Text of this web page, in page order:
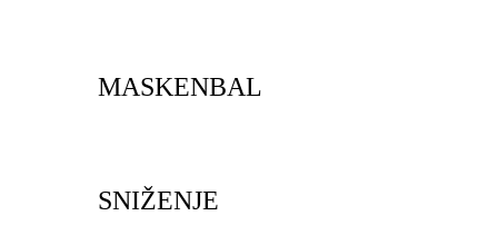
MASKENBAL
SNIŽENJE